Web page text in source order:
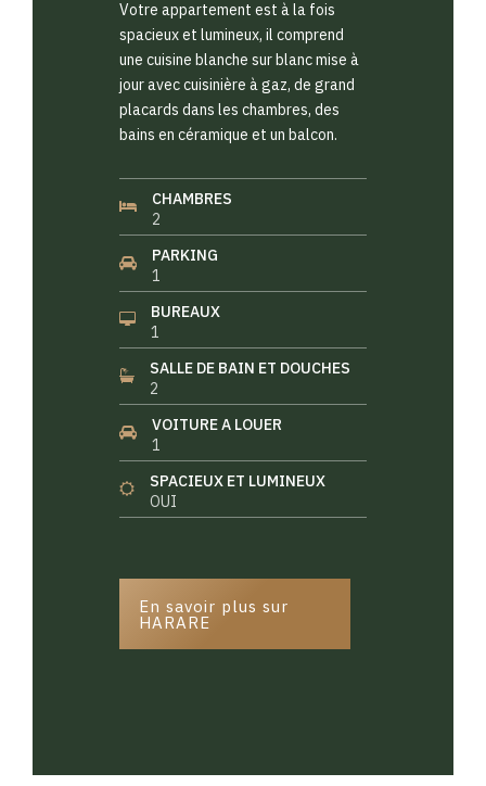
Votre appartement est à la fois
spacieux et lumineux, il comprend
une cuisine blanche sur blanc mise à
jour avec cuisinière à gaz, de grand
placards dans les chambres, des
bains en céramique et un balcon.
CHAMBRES
2
PARKING
1
BUREAUX
1
SALLE DE BAIN ET DOUCHES
2
VOITURE A LOUER
1
SPACIEUX ET LUMINEUX
OUI
En savoir plus sur
HARARE